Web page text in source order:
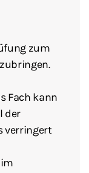
zum
Fach kann
der
verringert